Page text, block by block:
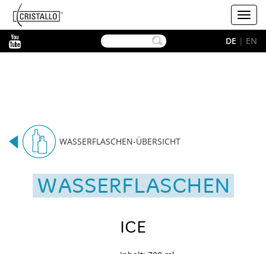
Cristallo
DE | EN
WASSERFLASCHEN-ÜBERSICHT
WASSERFLASCHEN
ICE